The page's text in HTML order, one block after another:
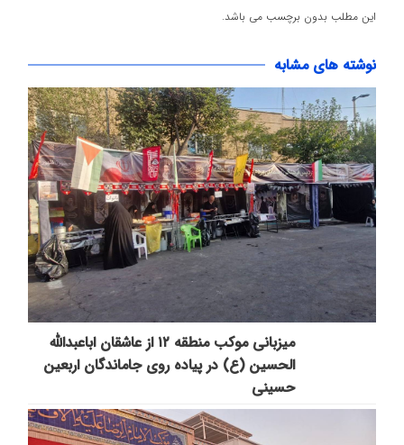
این مطلب بدون برچسب می باشد.
نوشته های مشابه
میزبانی موکب منطقه ۱۲ از عاشقان اباعبدالله
الحسین (ع) در پیاده روی جاماندگان اربعین
حسینی